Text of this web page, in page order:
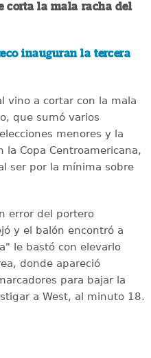
corta la mala racha del
inauguran la tercera
vino a cortar con la mala
que sumó varios
menores y la
la Copa Centroamericana,
ser por la mínima sobre
error del portero
y el balón encontró a
le bastó con elevarlo
donde apareció
para bajar la
a West, al minuto 18.